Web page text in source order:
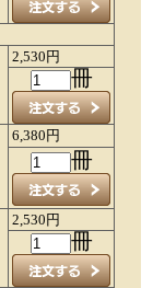
2,530円
冊
6,380円
冊
2,530円
冊